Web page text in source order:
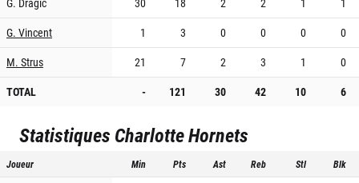
G. Vincent
1 3 0 0 0
0
M. Strus
21 7 2 3 1
0
TOTAL
- 121 30 42 10 6
Statistiques Charlotte Hornets
Joueur Min Pts Ast Reb Stl Blk